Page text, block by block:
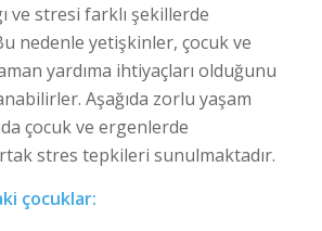
ve stresi farklı şekillerde
nedenle yetişkinler, çocuk ve
yardıma ihtiyaçları olduğunu
Aşağıda zorlu yaşam
çocuk ve ergenlerde
stres tepkileri sunulmaktadır.
çocuklar: